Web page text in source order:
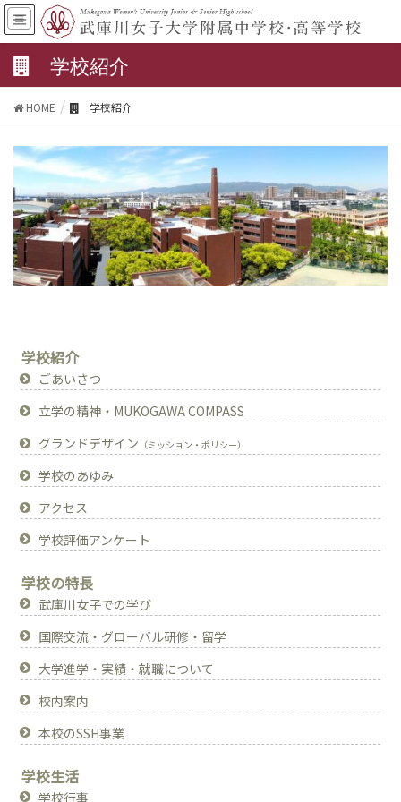
学校紹介
HOME 学校紹介
学校紹介
ごあいさつ
立学の精神・MUKOGAWA COMPASS
グランドデザイン （ミッション・ポリシー）
学校のあゆみ
アクセス
学校評価アンケート
学校の特長
武庫川女子での学び
国際交流・グローバル研修・留学
大学進学・実績・就職について
校内案内
本校のSSH事業
学校生活
学校行事